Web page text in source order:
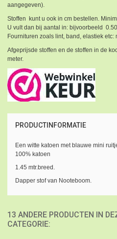
aangegeven).
Stoffen kunt u ook in cm bestellen.
U vult dan bij aantal in: bijvoorbeeld
Fournituren zoals lint, band, elastiek etc:
Afgeprijsde stoffen en de stoffen in de
meter.
PRODUCTINFORMATIE
Een witte katoen met blauwe mini
100% katoen
1.45 mtr.breed.
Dapper stof van Nooteboom.
13 ANDERE PRODUCTEN IN
CATEGORIE: